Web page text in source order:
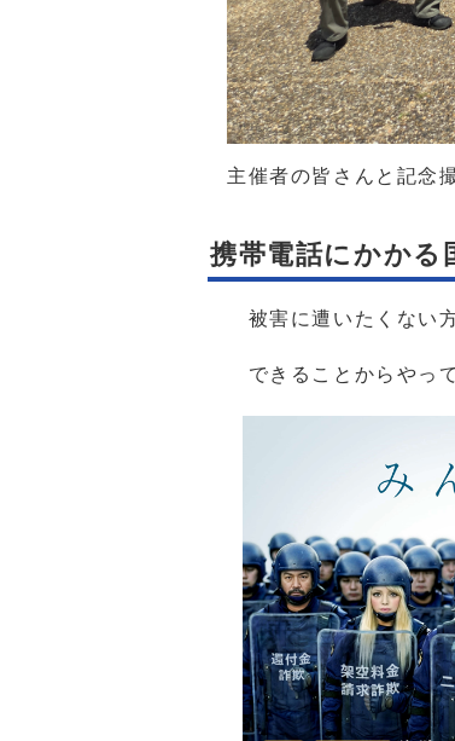
主催者の皆さんと記念
携帯電話にかかる
被害に遭いたくない
できることからやっ